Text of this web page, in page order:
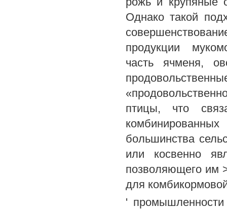
Однако такой
продукции
часть ячменя,
птицы, что
большинства
или косвенно
позволяющего им
для
' промышленности